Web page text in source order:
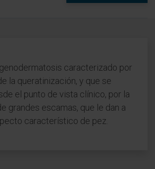
caracterizado por
la queratinización, y que se
el punto de vista clínico, por la
grandes escamas, que le dan a
característico de pez.